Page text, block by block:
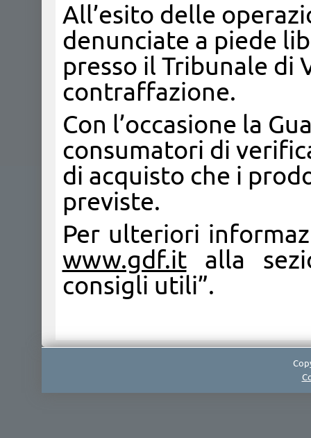
All’esito delle
denunciate a piede
presso il Tribunale di
contraffazione.
Con l’occasione la
consumatori di
di acquisto che i
previste.
Per ulteriori
www.gdf.italla
consigli utili”.